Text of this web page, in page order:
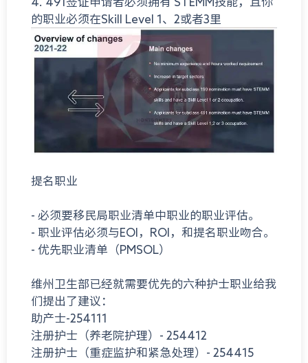
的职业必须在Skill Level 1、2或者3里
提名职业
- 必须要移民局职业清单中职业的职业评估。
- 职业评估必须与EOI，ROI，和提名职业吻合。
- 优先职业清单（PMSOL）
维州卫生部已经就需要优先的六种护士职业给我
们提出了建议：
助产士-254111
注册护士（养老院护理）- 254412
注册护士（重症监护和紧急处理）- 254415